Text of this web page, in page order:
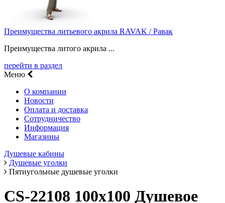
Преимущества литьевого акрила RAVAK / Равак
Преимущества литого акрила ...
перейти в раздел
Меню
О компании
Новости
Оплата и доставка
Сотрудничество
Информация
Магазины
Душевые кабины
Душевые уголки
Пятиугольные душевые уголки
CS-22108 100x100 Душевое